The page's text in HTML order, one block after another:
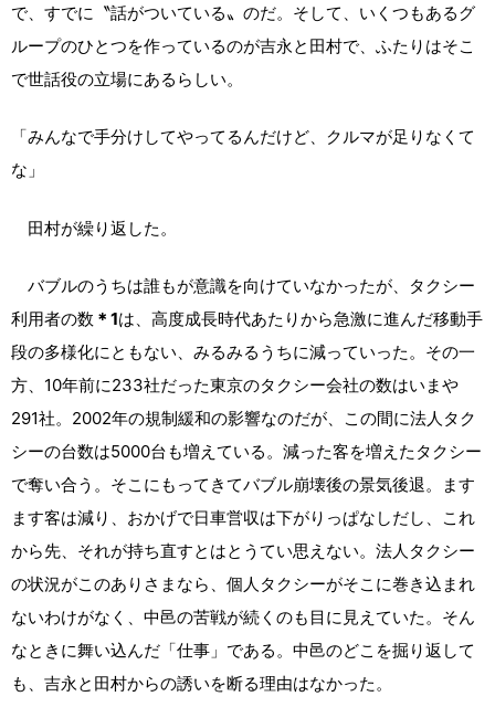
で、すでに〝話がついている〟のだ。そして、いくつもあるグ
ループのひとつを作っているのが吉永と田村で、ふたりはそこ
で世話役の立場にあるらしい。
「みんなで手分けしてやってるんだけど、クルマが足りなくて
な」
田村が繰り返した。
バブルのうちは誰もが意識を向けていなかったが、タクシー
利用者の数 ＊1は、高度成長時代あたりから急激に進んだ移動手
段の多様化にともない、みるみるうちに減っていった。その一
方、10年前に233社だった東京のタクシー会社の数はいまや
291社。2002年の規制緩和の影響なのだが、この間に法人タク
シーの台数は5000台も増えている。減った客を増えたタクシー
で奪い合う。そこにもってきてバブル崩壊後の景気後退。ます
ます客は減り、おかげで日車営収は下がりっぱなしだし、これ
から先、それが持ち直すとはとうてい思えない。法人タクシー
の状況がこのありさまなら、個人タクシーがそこに巻き込まれ
ないわけがなく、中邑の苦戦が続くのも目に見えていた。そん
なときに舞い込んだ「仕事」である。中邑のどこを掘り返して
も、吉永と田村からの誘いを断る理由はなかった。